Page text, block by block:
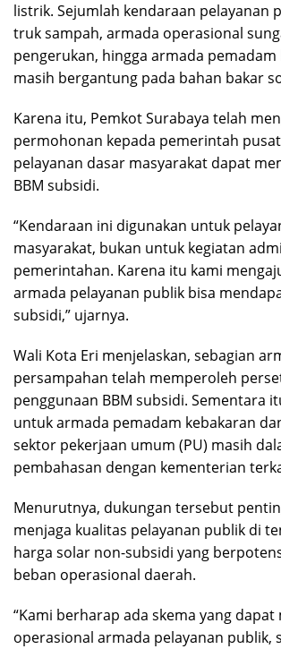
listrik. Sejumlah kendaraan pelayanan
truk sampah, armada operasional
pengerukan, hingga armada pemadam
masih bergantung pada bahan bakar
Karena itu, Pemkot Surabaya telah
permohonan kepada pemerintah
pelayanan dasar masyarakat dapat
BBM subsidi.
“Kendaraan ini digunakan untuk
masyarakat, bukan untuk kegiatan
pemerintahan. Karena itu kami
armada pelayanan publik bisa
subsidi,” ujarnya.
Wali Kota Eri menjelaskan, sebagian
persampahan telah memperoleh
penggunaan BBM subsidi. Sementara
untuk armada pemadam kebakaran
sektor pekerjaan umum (PU) masih
pembahasan dengan kementerian
Menurutnya, dukungan tersebut
menjaga kualitas pelayanan publik di
harga solar non-subsidi yang
beban operasional daerah.
“Kami berharap ada skema yang
operasional armada pelayanan publik,